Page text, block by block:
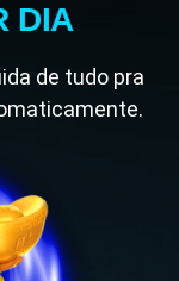
DIA
de tudo pra